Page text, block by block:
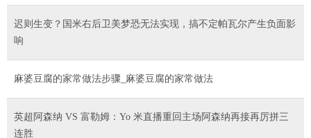
迟则生变？国米右后卫美梦恐无法实现，搞不定帕瓦尔产生负面影
响
麻婆豆腐的家常做法步骤_麻婆豆腐的家常做法
英超阿森纳 VS 富勒姆：Yo 米直播重回主场阿森纳再接再厉拼三
连胜